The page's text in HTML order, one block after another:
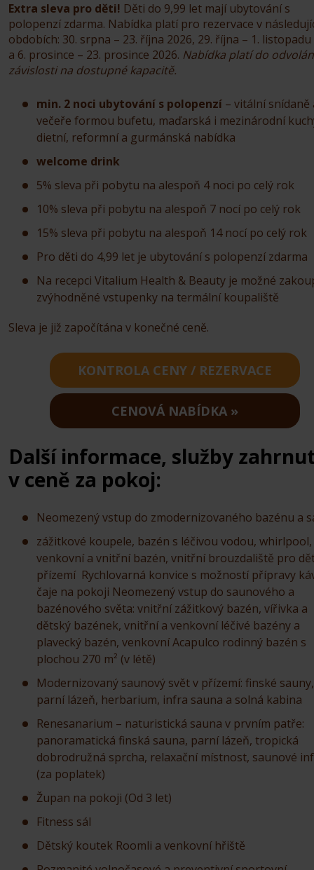
Extra sleva pro děti! Děti do 9,99 let mají ubytování s
polopenzí zdarma. Nabídka platí pro rezervace v
obdobích: 30. srpna – 23. října 2026, 29. října – 1. listopadu
a 6. prosince – 23. prosince 2026. Nabídka platí do
závislosti na dostupné kapacitě.
min. 2 noci ubytování s polopenzí – vitální snídaně
večeře formou bufetu, maďarská i mezinárodní
dietní, reformní a gurmánská nabídka
welcome drink
5% sleva při pobytu na alespoň 4 noci po celý rok
10% sleva při pobytu na alespoň 7 nocí po celý rok
15% sleva při pobytu na alespoň 14 nocí po celý rok
Pro děti do 4,99 let je ubytování s polopenzí zdarma
Na recepci Vitalium Health & Beauty je možné
zvýhodněné vstupenky na termální koupaliště
Sleva je již započítána v konečné ceně.
KONTROLA CENY / REZERVACE
CENOVÁ NABÍDKA
Další informace, služby
v ceně za pokoj:
Neomezený vstup do zmodernizovaného bazénu a
zážitkové koupele, bazén s léčivou vodou, whirlpool,
venkovní a vnitřní bazén, vnitřní brouzdaliště pro
přízemí Rychlovarná konvice s možností přípravy
čaje na pokoji Neomezený vstup do saunového a
bazénového světa: vnitřní zážitkový bazén, vířivka a
dětský bazének, vnitřní a venkovní léčivé bazény a
plavecký bazén, venkovní Acapulco rodinný bazén s
plochou 270 m² (v létě)
Modernizovaný saunový svět v přízemí: finské sauny,
parní lázeň, herbarium, infra sauna a solná kabina
Renesanarium – naturistická sauna v prvním patře:
panoramatická finská sauna, parní lázeň, tropická
dobrodružná sprcha, relaxační místnost, saunové
(za poplatek)
Župan na pokoji (Od 3 let)
Fitness sál
Dětský koutek Roomli a venkovní hřiště